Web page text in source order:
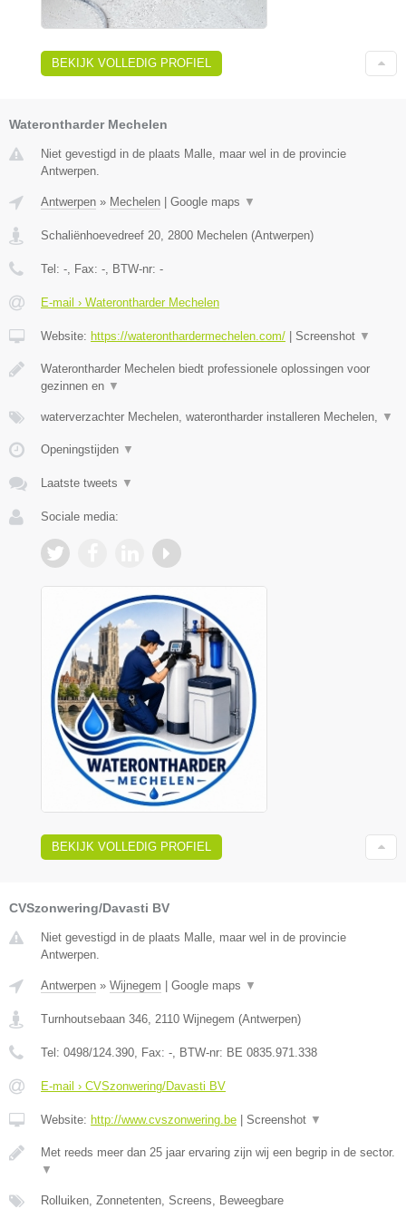
BEKIJK VOLLEDIG PROFIEL
Waterontharder Mechelen
Niet gevestigd in de plaats Malle, maar wel in de provincie
Antwerpen.
Antwerpen » Mechelen Google maps ▼
Schaliënhoevedreef 20, 2800 Mechelen (Antwerpen)
Tel: -, Fax: -, BTW-nr: -
E-mail › Waterontharder Mechelen
Website: https://wateronthardermechelen.com/ Screenshot ▼
Waterontharder Mechelen biedt professionele oplossingen voor
gezinnen en ▼
waterverzachter Mechelen, waterontharder installeren Mechelen, ▼
Openingstijden ▼
Laatste tweets ▼
Sociale media:
BEKIJK VOLLEDIG PROFIEL
CVSzonwering/Davasti BV
Niet gevestigd in de plaats Malle, maar wel in de provincie
Antwerpen.
Antwerpen » Wijnegem Google maps ▼
Turnhoutsebaan 346, 2110 Wijnegem (Antwerpen)
Tel: 0498/124.390, Fax: -, BTW-nr: BE 0835.971.338
E-mail › CVSzonwering/Davasti BV
Website: http://www.cvszonwering.be Screenshot ▼
Met reeds meer dan 25 jaar ervaring zijn wij een begrip in de sector.
▼
Rolluiken, Zonnetenten, Screens, Beweegbare